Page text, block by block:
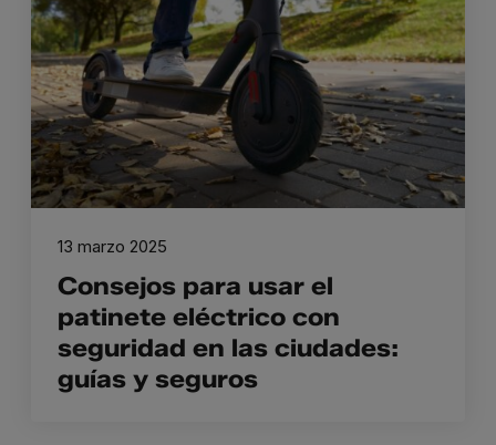
Consejos para usar el
patinete eléctrico con
seguridad en las ciudades:
guías y seguros
13 marzo 2025